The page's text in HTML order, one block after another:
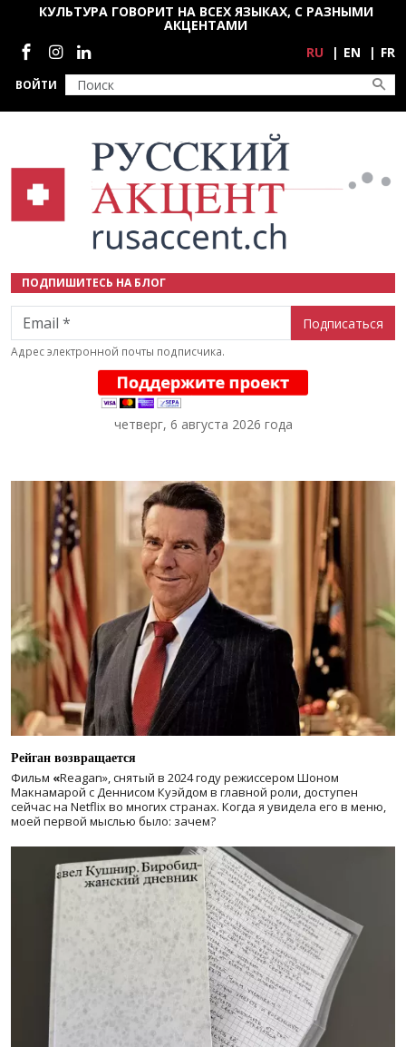
Перейти к основному содержанию
ВОЙТИ
КУЛЬТУРА ГОВОРИТ НА ВСЕХ ЯЗЫКАХ, С РАЗНЫМИ
АКЦЕНТАМИ
Социальные сети
RU EN FR
ПОДПИШИТЕСЬ НА БЛОГ
Email
Адрес электронной почты подписчика.
четверг, 6 августа 2026 года
Рейган возвращается
Фильм «Reagan», снятый в 2024 годурежиссером Шоном
Макнамарой с Деннисом Куэйдом в главной роли, доступен
сейчас на Netflix во многих странах. Когда я увидела его в меню,
моей первой мыслью было: зачем?